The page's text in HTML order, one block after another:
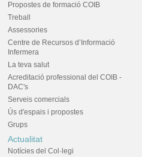
Propostes de formació COIB
Treball
Assessories
Centre de Recursos d’Informació
Infermera
La teva salut
Acreditació professional del COIB -
DAC's
Serveis comercials
Ús d'espais i propostes
Grups
Actualitat
Notícies del Col·legi